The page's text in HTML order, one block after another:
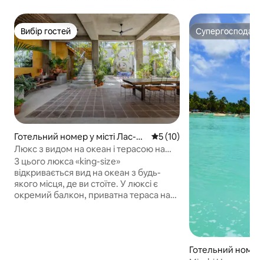
Вибір гостей
Вибір гостей
Готельний номер у місті Лас-Те
рренас
Середня оцінка: 5 з 5,
5 (10)
Люкс з видом на океан і терасою на
даху в готелі Mambo
З цього люкса «king-size»
відкривається вид на океан з будь-
якого місця, де ви стоїте. У люксі є
окремий балкон, приватна тераса на
Супергосподар
Супергосподар
Готельний номер